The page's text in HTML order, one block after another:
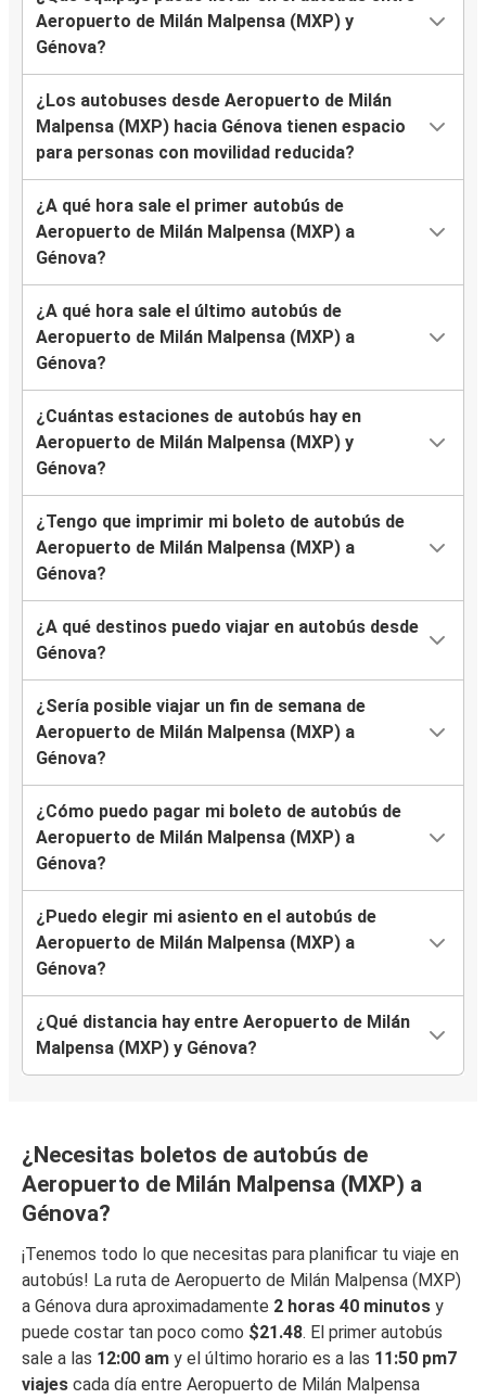
Aeropuerto de Milán Malpensa (MXP) y
Génova?
¿Los autobuses desde Aeropuerto de Milán
Malpensa (MXP) hacia Génova tienen espacio
para personas con movilidad reducida?
¿A qué hora sale el primer autobús de
Aeropuerto de Milán Malpensa (MXP) a
Génova?
¿A qué hora sale el último autobús de
Aeropuerto de Milán Malpensa (MXP) a
Génova?
¿Cuántas estaciones de autobús hay en
Aeropuerto de Milán Malpensa (MXP) y
Génova?
¿Tengo que imprimir mi boleto de autobús de
Aeropuerto de Milán Malpensa (MXP) a
Génova?
¿A qué destinos puedo viajar en autobús desde
Génova?
¿Sería posible viajar un fin de semana de
Aeropuerto de Milán Malpensa (MXP) a
Génova?
¿Cómo puedo pagar mi boleto de autobús de
Aeropuerto de Milán Malpensa (MXP) a
Génova?
¿Puedo elegir mi asiento en el autobús de
Aeropuerto de Milán Malpensa (MXP) a
Génova?
¿Qué distancia hay entre Aeropuerto de Milán
Malpensa (MXP) y Génova?
¿Necesitas boletos de autobús de
Aeropuerto de Milán Malpensa (MXP) a
Génova?
¡Tenemos todo lo que necesitas para planificar tu viaje en
autobús! La ruta de Aeropuerto de Milán Malpensa (MXP)
a Génova dura aproximadamente 2 horas 40 minutos y
puede costar tan poco como $21.48. El primer autobús
sale a las 12:00 am y el último horario es a las 11:50 pm7
viajes cada día entre Aeropuerto de Milán Malpensa